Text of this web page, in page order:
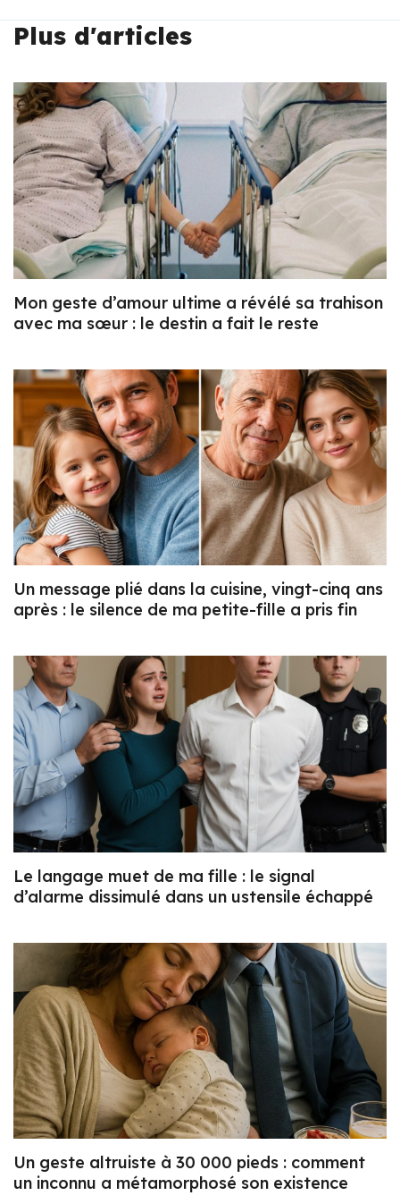
Plus d'articles
Mon geste d’amour ultime a révélé sa trahison
avec ma sœur : le destin a fait le reste
Un message plié dans la cuisine, vingt-cinq ans
après : le silence de ma petite-fille a pris fin
Le langage muet de ma fille : le signal
d’alarme dissimulé dans un ustensile échappé
Un geste altruiste à 30 000 pieds : comment
un inconnu a métamorphosé son existence